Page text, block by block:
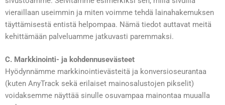
vieraillaan useimmin ja miten voimme tehdä lainahakemuksen
täyttämisestä entistä helpompaa. Nämä tiedot auttavat meitä
kehittämään palveluamme jatkuvasti paremmaksi.
C. Markkinointi- ja kohdennusevästeet
Hyödynnämme markkinointievästeitä ja konversioseurantaa
(kuten AnyTrack sekä erilaiset mainosalustojen pikselit)
voidaksemme näyttää sinulle osuvampaa mainontaa muualla